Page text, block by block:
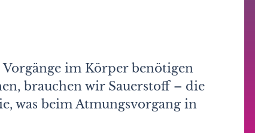
im Körper benötigen
brauchen wir Sauerstoff – die
was beim Atmungsvorgang in